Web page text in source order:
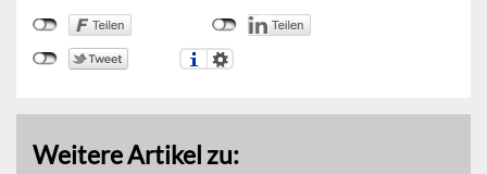
Weitere Artikel zu: